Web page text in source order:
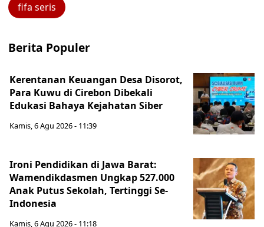
fifa seris
Berita Populer
Kerentanan Keuangan Desa Disorot,
Para Kuwu di Cirebon Dibekali
Edukasi Bahaya Kejahatan Siber
Kamis, 6 Agu 2026 - 11:39
Ironi Pendidikan di Jawa Barat:
Wamendikdasmen Ungkap 527.000
Anak Putus Sekolah, Tertinggi Se-
Indonesia
Kamis, 6 Agu 2026 - 11:18